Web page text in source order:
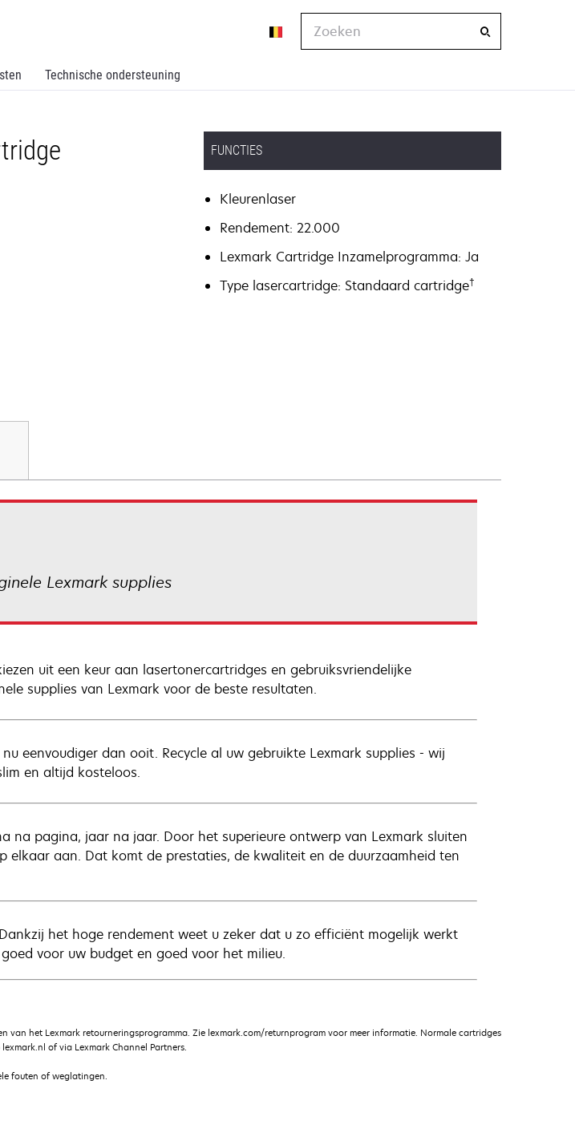
Technische ondersteuning
Zoeken
FUNCTIES
Kleurenlaser
Rendement: 22.000
Lexmark Cartridge Inzamelprogramma: Ja
Type lasercartridge: Standaard cartridge†
Lexmark supplies
uit een keur aan lasertonercartridges en gebruiksvriendelijke
supplies van Lexmark voor de beste resultaten.
eenvoudiger dan ooit. Recycle al uw gebruikte Lexmark supplies - wij
en altijd kosteloos.
na pagina, jaar na jaar. Door het superieure ontwerp van Lexmark sluiten
elkaar aan. Dat komt de prestaties, de kwaliteit en de duurzaamheid ten
het hoge rendement weet u zeker dat u zo efficiënt mogelijk werkt
voor uw budget en goed voor het milieu.
het Lexmark retourneringsprogramma. Zie lexmark.com/returnprogram voor meer informatie. Normale cartridges
of via Lexmark Channel Partners.
fouten of weglatingen.